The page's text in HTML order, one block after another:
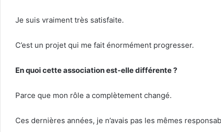
Je suis vraiment très satisfaite.
C’est un projet qui me fait énormément progresser.
En quoi cette association est-elle différente ?
Parce que mon rôle a complètement changé.
Ces dernières années, je n’avais pas les mêmes